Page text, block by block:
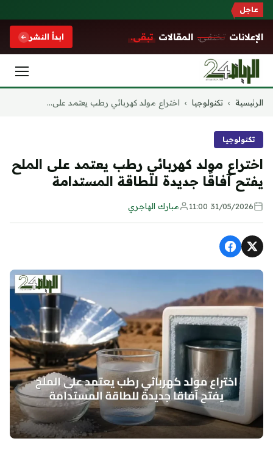
عاجل
الإعلانات تختفي. المقالات تبقى. ابدأ النشر
التجاوز
الرئيسية › تكنولوجيا › اختراع مولد كهربائي رطب يعتمد على...
تكنولوجيا
اختراع مولد كهربائي رطب يعتمد على الملح
يفتح آفاقًا جديدة للطاقة المستدامة
31/05/2026 11:00 مبارك الهاجري